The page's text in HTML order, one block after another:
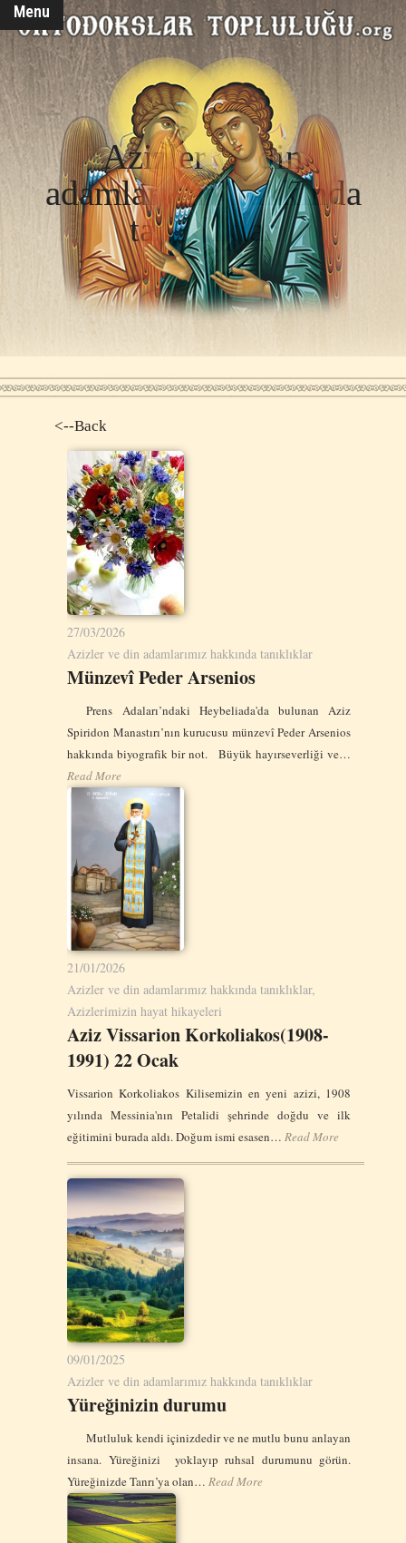
Menu
Azizler ve din
adamlarımız hakkında
tanıklıklar
<--Back
27/03/2026
Azizler ve din adamlarımız hakkında tanıklıklar
Münzevî Peder Arsenios
Prens Adaları’ndaki Heybeliada'da bulunan Aziz
Spiridon Manastırı’nın kurucusu münzevî Peder Arsenios
hakkında biyografik bir not. Büyük hayırseverliği ve…
Read More
21/01/2026
Azizler ve din adamlarımız hakkında tanıklıklar,
Azizlerimizin hayat hikayeleri
Aziz Vissarion Korkoliakos(1908-
1991) 22 Ocak
Vissarion Korkoliakos Kilisemizin en yeni azizi, 1908
yılında Messinia'nın Petalidi şehrinde doğdu ve ilk
eğitimini burada aldı. Doğum ismi esasen… Read More
09/01/2025
Azizler ve din adamlarımız hakkında tanıklıklar
Yüreğinizin durumu
Mutluluk kendi içinizdedir ve ne mutlu bunu anlayan
insana. Yüreğinizi yoklayıp ruhsal durumunu görün.
Yüreğinizde Tanrı’ya olan… Read More